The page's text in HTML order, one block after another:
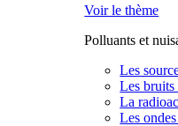
Voir le thème
Polluants et
Les
Les bruits
La
Les